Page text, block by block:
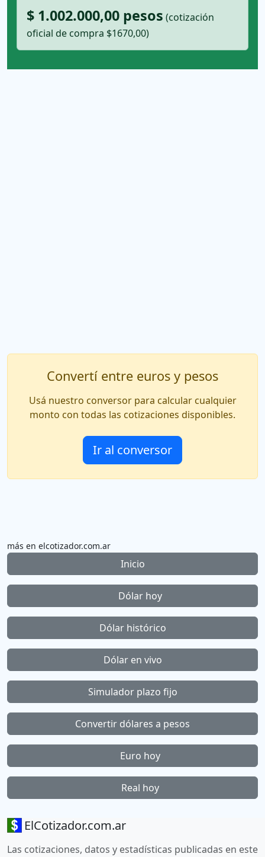
$ 1.002.000,00 pesos (cotización
oficial de compra $1670,00)
Convertí entre euros y pesos
Usá nuestro conversor para calcular cualquier
monto con todas las cotizaciones disponibles.
Ir al conversor
más en elcotizador.com.ar
Inicio
Dólar hoy
Dólar histórico
Dólar en vivo
Simulador plazo fijo
Convertir dólares a pesos
Euro hoy
Real hoy
ElCotizador.com.ar
Las cotizaciones, datos y estadísticas publicadas en este